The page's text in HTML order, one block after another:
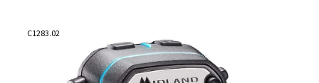
C1283.02